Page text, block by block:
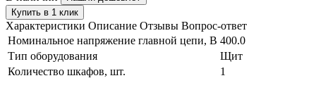
Купить в 1 клик
Характеристики Описание Отзывы Вопрос-ответ
Номинальное напряжение главной цепи, В 400.0
Тип оборудования
Щит
Количество шкафов, шт.
1